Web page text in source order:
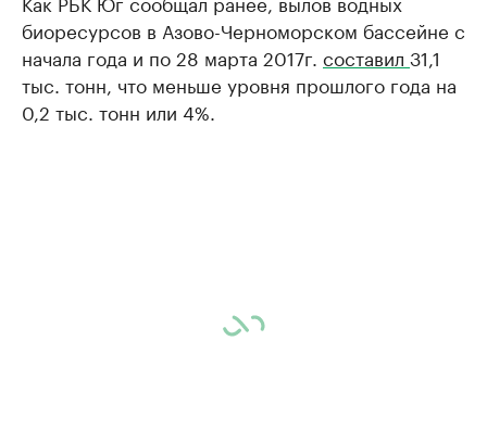
биоресурсов в Азово-Черноморском бассейне с
начала года и по 28 марта 2017г. составил 31,1
тыс. тонн, что меньше уровня прошлого года на
0,2 тыс. тонн или 4%.